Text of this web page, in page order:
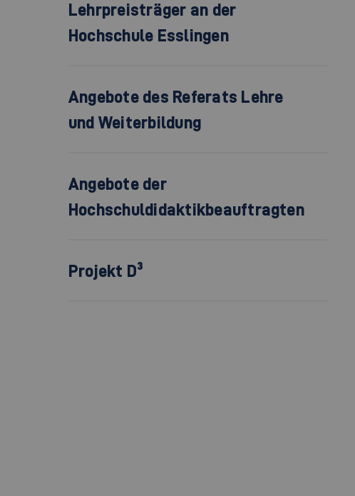
Lehrpreisträger an der
Hochschule Esslingen
Angebote des Referats Lehre
und Weiterbildung
Angebote der
Hochschuldidaktikbeauftragten
Projekt D³